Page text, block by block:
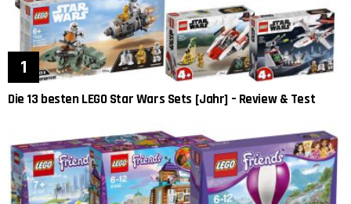
Die 13 besten LEGO Star Wars Sets [Jahr] – Review & Test